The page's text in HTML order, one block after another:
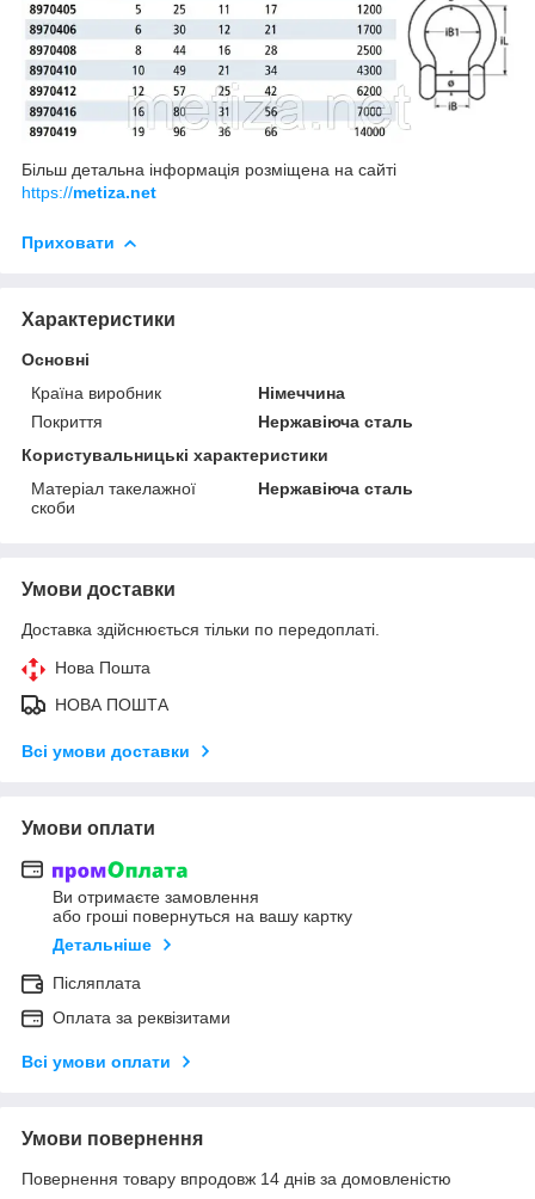
Більш детальна інформація розміщена на сайті
https://metiza.net
Приховати
Характеристики
Основні
Країна виробник
Німеччина
Покриття
Нержавіюча сталь
Користувальницькі характеристики
Матеріал такелажної
скоби
Нержавіюча сталь
Умови доставки
Доставка здійснюється тільки по передоплаті.
Нова Пошта
НОВА ПОШТА
Всі умови доставки
Умови оплати
Ви отримаєте замовлення
або гроші повернуться на вашу картку
Детальніше
Післяплата
Оплата за реквізитами
Всі умови оплати
Умови повернення
Повернення товару впродовж 14 днів за домовленістю